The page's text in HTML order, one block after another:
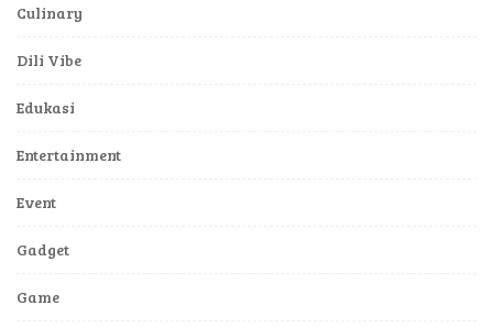
Culinary
Dili Vibe
Edukasi
Entertainment
Event
Gadget
Game